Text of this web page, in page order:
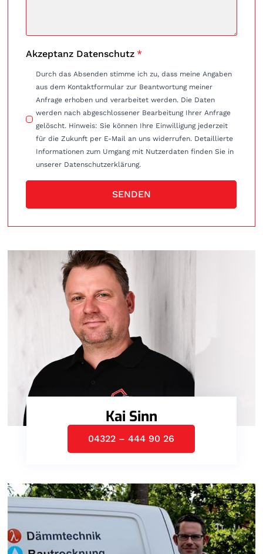
Akzeptanz Datenschutz *
Durch das Absenden stimme ich zu, dass meine Angaben
aus dem Kontaktformular zur Beantwortung meiner
Anfrage erhoben und verarbeitet werden. Die Daten
werden nach abgeschlossener Bearbeitung Ihrer Anfrage
gelöscht. Hinweis: Sie können Ihre Einwilligung jederzeit
für die Zukunft per E-Mail an uns widerrufen. Detaillierte
Informationen zum Umgang mit Nutzerdaten finden Sie in
unserer Datenschutzerklärung.
SENDEN
Kai Sinn
04322 – 444 90 26